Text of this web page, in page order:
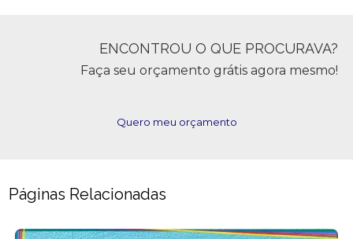
ENCONTROU O QUE PROCURAVA?
Faça seu orçamento grátis agora mesmo!
Quero meu orçamento
Páginas Relacionadas